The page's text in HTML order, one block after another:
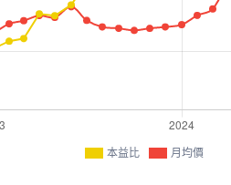
本益比 月均價